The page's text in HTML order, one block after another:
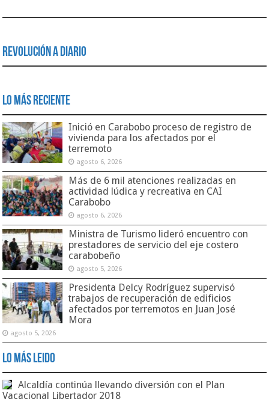
Revolución a Diario
Lo Más Reciente
Inició en Carabobo proceso de registro de
vivienda para los afectados por el
terremoto
agosto 6, 2026
Más de 6 mil atenciones realizadas en
actividad lúdica y recreativa en CAI
Carabobo
agosto 6, 2026
Ministra de Turismo lideró encuentro con
prestadores de servicio del eje costero
carabobeño
agosto 5, 2026
Presidenta Delcy Rodríguez supervisó
trabajos de recuperación de edificios
afectados por terremotos en Juan José
Mora
agosto 5, 2026
Lo Más Leido
Alcaldía continúa llevando diversión con el Plan
Vacacional Libertador 2018